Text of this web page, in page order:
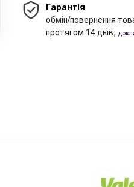
Гарантія
обмін/повернення
протягом 14 днів,